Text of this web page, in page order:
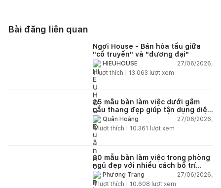
Bài đăng liên quan
Ngơi House - Bản hòa tấu giữa
"cổ truyền" và "đương đại"
HIEUHOUSE
27/06/2026,
1lượt thích | 13.063 lượt xem
25 mẫu bàn làm việc dưới gầm
cầu thang đẹp giúp tận dụng diện
tích tưởng chừng bị bỏ quên
Quân Hoàng
27/06/2026,
4lượt thích | 10.361 lượt xem
30 mẫu bàn làm việc trong phòng
ngủ đẹp với nhiều cách bố trí
thông minh cho mọi diện tích
Phương Trang
27/06/2026,
4 lượt thích | 10.608 lượt xem